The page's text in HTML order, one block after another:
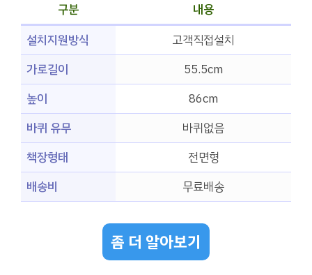
구분
내용
설치지원방식
고객직접설치
가로길이
55.5cm
높이
86cm
바퀴 유무
바퀴없음
책장형태
전면형
배송비
무료배송
좀 더 알아보기